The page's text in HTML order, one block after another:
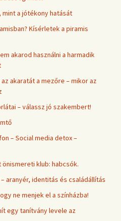
a jótékony hatását
Kísérletek a piramis
akarod használni a harmadik
akaratát a mezőre – mikor az
– válassz jó szakembert!
– Social media detox –
önismereti klub: habcsók.
aranyér, identitás és családállítás
ne menjek el a színházba!
egy tanítvány levele az